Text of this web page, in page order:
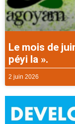
Le mois de
péyi la ».
2 juin 2026